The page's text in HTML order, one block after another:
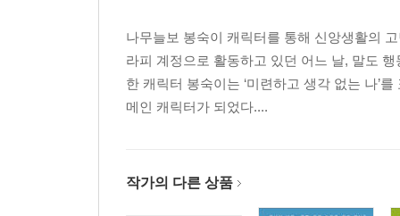
나무늘보 봉숙이 캐릭터를 통해 신앙생활의
라피 계정으로 활동하고 있던 어느 날, 말도
한 캐릭터 봉숙이는 ‘미련하고 생각 없는 나’
메인 캐릭터가 되었다....
작가의 다른 상품